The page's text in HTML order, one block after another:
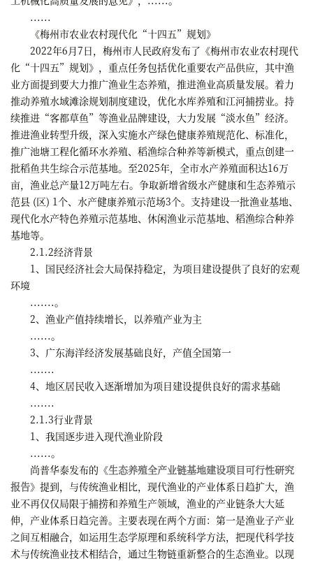
......
《梅州市农业农村现代化“十四五”规划》
2022年6月7日，梅州市人民政府发布了《梅州市农业农村现代
化“十四五”规划》，重点任务包括优化重要农产品供应，其中渔
业方面提到要大力推广渔业生态养殖，推进渔业高质量发展。着力
推动养殖水域滩涂规划制度建设，优化水库养殖和江河捕捞业。持
续推进“客都草鱼”等渔业品牌建设，大力发展“淡水鱼”经济。
推进渔业转型升级，深入实施水产绿色健康养殖规范化、标准化，
推广池塘工程化循环水养殖、稻渔综合种养等新模式，重点创建一
批稻鱼共生综合示范基地。至2025年，全市水产养殖面积达16万
亩，渔业总产量12万吨左右。争取新增省级水产健康和生态养殖示
范县 (区) 1个、水产健康养殖示范场3个。支持建设一批渔业基地、
现代化水产特色养殖示范基地、休闲渔业示范基地、稻渔综合种养
基地等。
2.1.2经济背景
1、国民经济社会大局保持稳定，为项目建设提供了良好的宏观
环境
.......。
2、渔业产值持续增长，以养殖产业为主
......。
3、广东海洋经济发展基础良好，产值全国第一
.......
4、地区居民收入逐渐增加为项目建设提供良好的需求基础
.......
2.1.3行业背景
1、我国逐步进入现代渔业阶段
......。
尚普华泰发布的《生态养殖全产业链基地建设项目可行性研究
报告》提到，与传统渔业相比，现代渔业的产业体系日趋扩大，渔
业不再仅仅局限于捕捞和养殖生产领域，渔业的产业链条大大延
伸，产业体系日趋完善。主要表现在两个方面：第一是渔业子产业
之间互相融合，如运用生态学原理和系统科学方法，把现代科学技
术与传统渔业技术相结合，通过生物链重新整合的生态渔业。以现